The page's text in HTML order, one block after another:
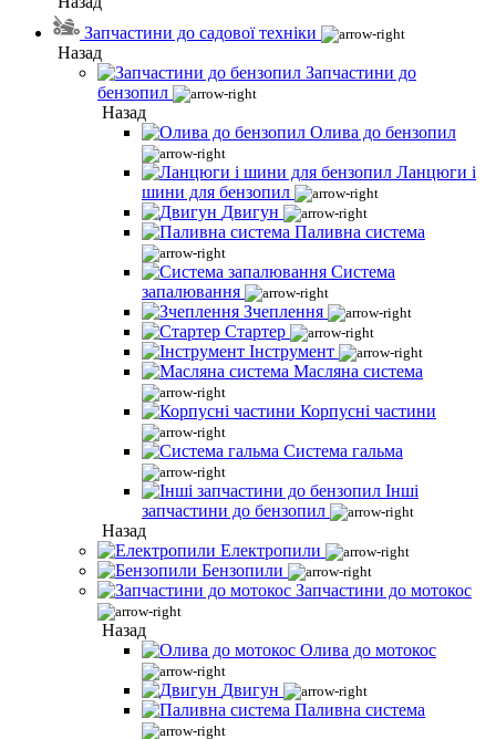
Запчастини до садової техніки
Назад
Запчастини до
бензопил
Назад
Олива до бензопил
Ланцюги і
шини для бензопил
Двигун
Паливна система
Система
запалювання
Зчеплення
Стартер
Інструмент
Масляна система
Корпусні частини
Система гальма
Інші
запчастини до бензопил
Назад
Електропили
Бензопили
Запчастини до мотокос
Назад
Олива до мотокос
Двигун
Паливна система